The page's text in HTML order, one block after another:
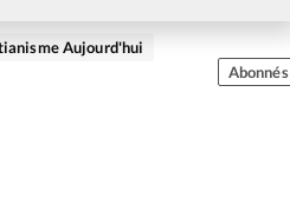
Aujourd'hui
Abonnés